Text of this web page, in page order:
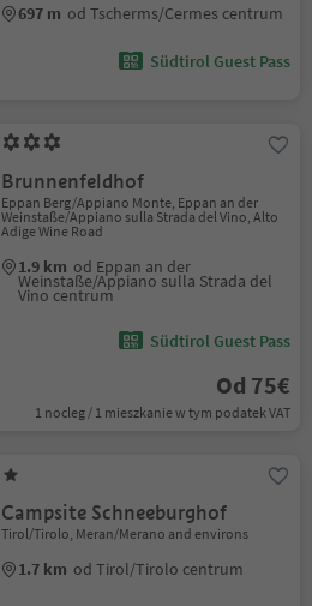
697 m od Tscherms/Cermes centrum
Südtirol Guest Pass
Brunnenfeldhof
Eppan Berg/Appiano Monte, Eppan an der
Weinstaße/Appiano sulla Strada del Vino, Alto
Adige Wine Road
1.9 km od Eppan an der
Weinstaße/Appiano sulla Strada del
Vino centrum
Südtirol Guest Pass
Od 75€
1 nocleg / 1 mieszkanie w tym podatek VAT
Campsite Schneeburghof
Tirol/Tirolo, Meran/Merano and environs
1.7 km od Tirol/Tirolo centrum